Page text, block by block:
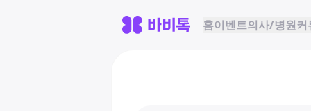
홈이벤트의사/병원커